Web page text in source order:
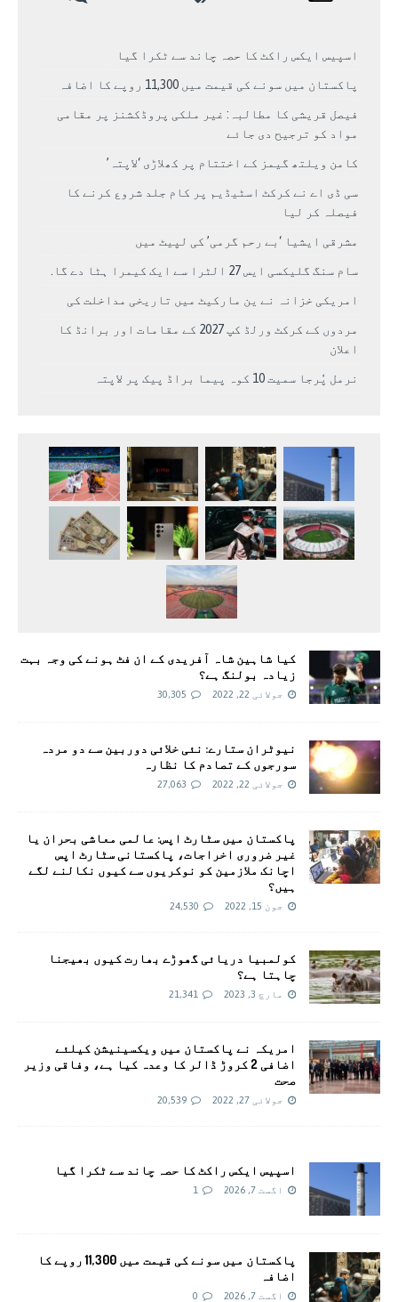
اسپیس ایکس راکٹ کا حصہ چاند سے ٹکرا گیا
پاکستان میں سونے کی قیمت میں 11,300 روپے کا اضافہ
فیصل قریشی کا مطالبہ: غیر ملکی پروڈکشنز پر مقامی
مواد کو ترجیح دی جائے
کامن ویلتھ گیمز کے اختتام پر کھلاڑی ‘لاپتہ’
سی ڈی اے نے کرکٹ اسٹیڈیم پر کام جلد شروع کرنے کا
فیصلہ کر لیا
مشرقی ایشیا ‘بے رحم گرمی’ کی لپیٹ میں
سام سنگ گلیکسی ایس 27 الٹرا سے ایک کیمرا ہٹا دے گا.
امریکی خزانہ نے ین مارکیٹ میں تاریخی مداخلت کی
مردوں کے کرکٹ ورلڈ کپ 2027 کے مقامات اور برانڈ کا
اعلان
نرمل پُرجا سمیت 10 کوہ پیما براڈ پیک پر لاپتہ
کیا شاہین شاہ آفریدی کے ان فٹ ہونے کی وجہ بہت
زیادہ بولنگ ہے؟
جولائی 22, 2022 30,305
نیوٹران ستارے: نئی خلائی دوربین سے دو مردہ
سورجوں کے تصادم کا نظارہ
جولائی 22, 2022 27,063
پاکستان میں سٹارٹ اپس: عالمی معاشی بحران یا
غیر ضروری اخراجات، پاکستانی سٹارٹ اپس
اچانک ملازمین کو نوکریوں سے کیوں نکالنے لگے
ہیں؟
جون 15, 2022 24,530
کولمبیا دریائی گھوڑے بھارت کیوں بھیجنا
چاہتا ہے؟
مارچ 3, 2023 21,341
امريکہ نے پاکستان میں ویکسینیشن کیلئے
اضافی 2 کروڑ ڈالر کا وعدہ کیا ہے، وفاقی وزیر
صحت
جولائی 27, 2022 20,539
اسپیس ایکس راکٹ کا حصہ چاند سے ٹکرا گیا
اگست 7, 2026 1
پاکستان میں سونے کی قیمت میں 11,300 روپے کا
اضافہ
اگست 7, 2026 0